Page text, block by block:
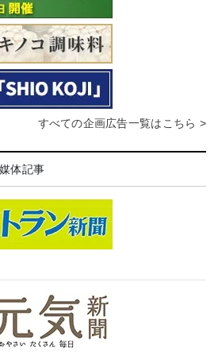
すべての企画広告一覧はこちら >
体記事